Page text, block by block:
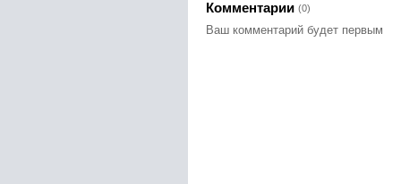
Комментарии (0)
Ваш комментарий будет первым